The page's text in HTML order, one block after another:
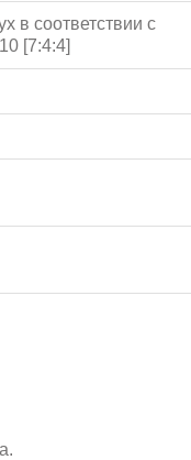
в соответствии с
[7:4:4]